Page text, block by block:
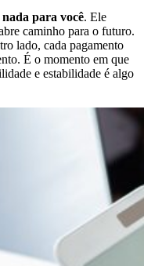
para você. Ele
caminho para o futuro.
lado, cada pagamento
É o momento em que
e estabilidade é algo